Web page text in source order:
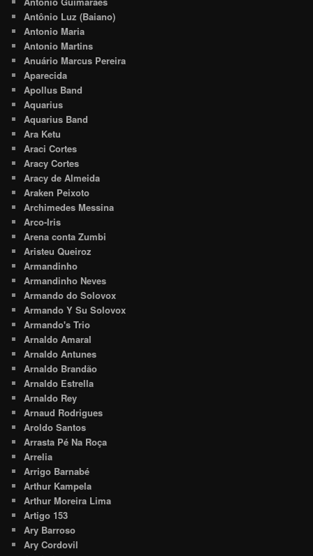
Antônio Luz (Baiano)
Antonio Maria
Antonio Martins
Anuário Marcus Pereira
Aparecida
Apollus Band
Aquarius
Aquarius Band
Ara Ketu
Araci Cortes
Aracy Cortes
Aracy de Almeida
Araken Peixoto
Archimedes Messina
Arco-Iris
Arena conta Zumbi
Aristeu Queiroz
Armandinho
Armandinho Neves
Armando do Solovox
Armando Y Su Solovox
Armando's Trio
Arnaldo Amaral
Arnaldo Antunes
Arnaldo Brandão
Arnaldo Estrella
Arnaldo Rey
Arnaud Rodrigues
Aroldo Santos
Arrasta Pé Na Roça
Arrelia
Arrigo Barnabé
Arthur Kampela
Arthur Moreira Lima
Artigo 153
Ary Barroso
Ary Cordovil